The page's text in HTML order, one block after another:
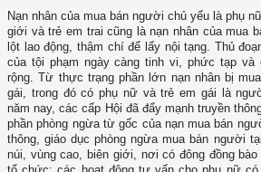
Nạn nhân của mua bán người chủ yếu là phụ
giới và trẻ em trai cũng là nạn nhân của mua
lột lao động, thậm chí để lấy nội tạng. Thủ
của tội phạm ngày càng tinh vi, phức tạp
rộng. Từ thực trạng phần lớn nạn nhân bị
gái, trong đó có phụ nữ và trẻ em gái là
năm nay, các cấp Hội đã đẩy mạnh truyền
phần phòng ngừa từ gốc của nạn mua bán
thông, giáo dục phòng ngừa mua bán người
núi, vùng cao, biên giới, nơi có đông đồng